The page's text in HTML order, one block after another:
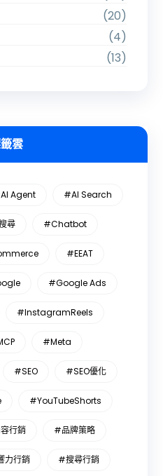
(20)
(4)
(13)
雲
Agent #AI Search
尋 #Chatbot
#EEAT
#Google Ads
#InstagramReels
#Meta
#SEO #SEO優化
#YouTubeShorts
行銷 #品牌策略
力行銷 #搜尋行銷